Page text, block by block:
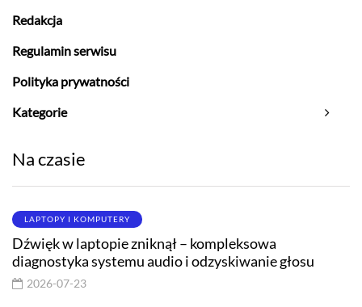
Redakcja
Regulamin serwisu
Polityka prywatności
Kategorie
Na czasie
LAPTOPY I KOMPUTERY
Dźwięk w laptopie zniknął – kompleksowa
diagnostyka systemu audio i odzyskiwanie głosu
2026-07-23